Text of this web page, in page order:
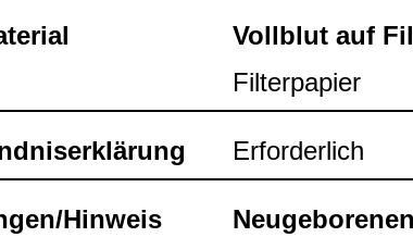
Voll­blut auf
Fil­ter­pa­pier
Erfor­der­lich
Hin­weis